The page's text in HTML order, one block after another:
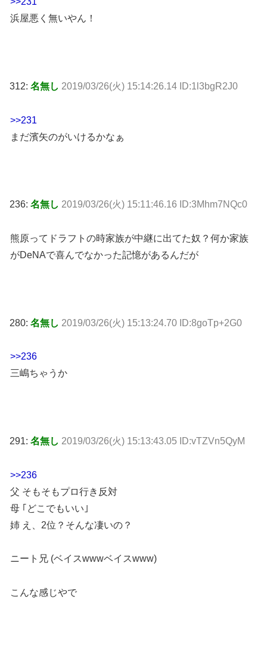
浜屋悪く無いやん！
312: 名無し 2019/03/26(火) 15:14:26.14 ID:1l3bgR2J0
>>231
まだ濱矢のがいけるかなぁ
236: 名無し 2019/03/26(火) 15:11:46.16 ID:3Mhm7NQc0
熊原ってドラフトの時家族が中継に出てた奴？何か家族
がDeNAで喜んでなかった記憶があるんだが
280: 名無し 2019/03/26(火) 15:13:24.70 ID:8goTp+2G0
>>236
三嶋ちゃうか
291: 名無し 2019/03/26(火) 15:13:43.05 ID:vTZVn5QyM
>>236
父 そもそもプロ行き反対
母 ｢どこでもいい｣
姉 え、2位？そんな凄いの？
ニート兄 (ベイスwwwベイスwww)
こんな感じやで